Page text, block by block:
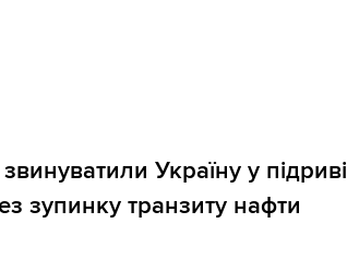
Україну у підриві
зупинку транзиту нафти